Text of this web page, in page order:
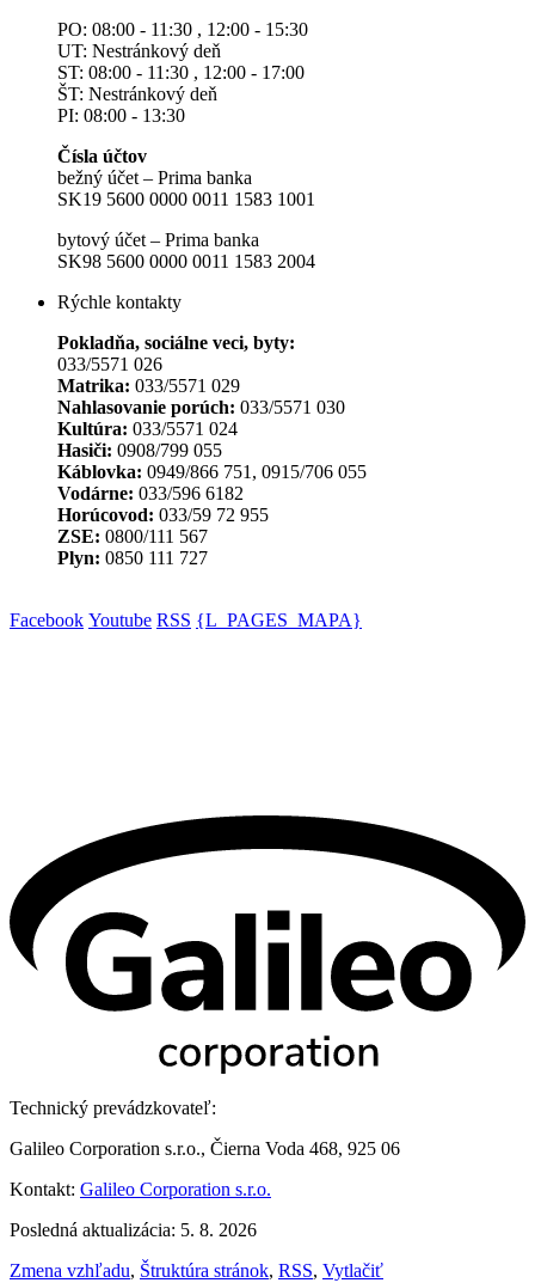
PO: 08:00 - 11:30 , 12:00 - 15:30
UT: Nestránkový deň
ST: 08:00 - 11:30 , 12:00 - 17:00
ŠT: Nestránkový deň
PI: 08:00 - 13:30
Čísla účtov
bežný účet – Prima banka
SK19 5600 0000 0011 1583 1001
bytový účet – Prima banka
SK98 5600 0000 0011 1583 2004
Rýchle kontakty
Pokladňa, sociálne veci, byty:
033/5571 026
Matrika: 033/5571 029
Nahlasovanie porúch: 033/5571 030
Kultúra: 033/5571 024
Hasiči: 0908/799 055
Káblovka: 0949/866 751, 0915/706 055
Vodárne: 033/596 6182
Horúcovod: 033/59 72 955
ZSE: 0800/111 567
Plyn: 0850 111 727
Facebook Youtube RSS {L_PAGES_MAPA}
Technický prevádzkovateľ:
Galileo Corporation s.r.o., Čierna Voda 468, 925 06
Kontakt: Galileo Corporation s.r.o.
Posledná aktualizácia: 5. 8. 2026
Zmena vzhľadu, Štruktúra stránok, RSS, Vytlačiť